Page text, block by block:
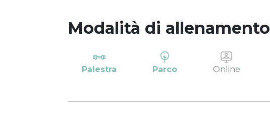
Modalità di allenamento
Palestra Parco Online